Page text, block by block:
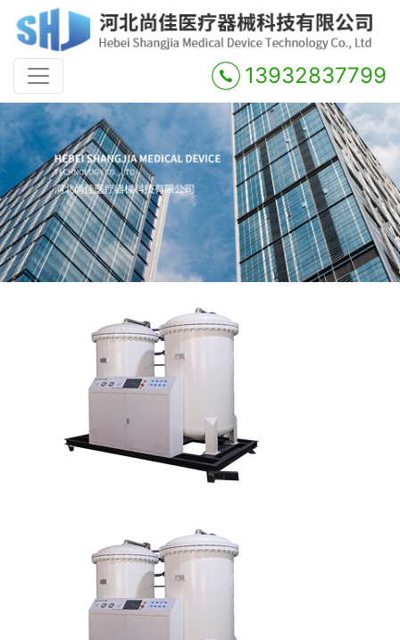
13932837799